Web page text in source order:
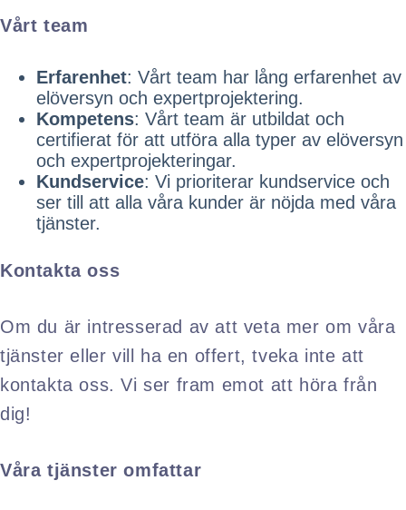
Vårt team
Erfarenhet: Vårt team har lång erfarenhet av
elöversyn och expertprojektering.
Kompetens: Vårt team är utbildat och
certifierat för att utföra alla typer av elöversyn
och expertprojekteringar.
Kundservice: Vi prioriterar kundservice och
ser till att alla våra kunder är nöjda med våra
tjänster.
Kontakta oss
Om du är intresserad av att veta mer om våra
tjänster eller vill ha en offert, tveka inte att
kontakta oss. Vi ser fram emot att höra från
dig!
Våra tjänster omfattar